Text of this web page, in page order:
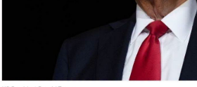
ယ်။ ဟော်မုဇ်ရေလက်ကြားမှာ ကုန်သွယ်ရ
က်ခိုက်ခံရတဲ့အတွက် လက်တုံ့ပြန်ရတာဖ
က်က အကြောင်းပြပါတယ်။ အီရန်နဲ့ အ
ားပြီလို့ သမ္မတ ထရမ့်က အဲဒီနေ့မှာပဲ က
န်ဘက်ကလည်း ဘာရိန်း၊ ကူဝိတ်၊ ယူအေအီး